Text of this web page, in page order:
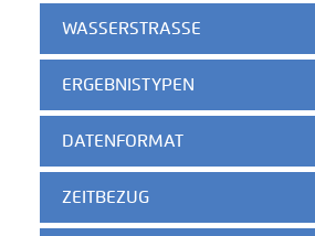
WASSERSTRASSE
ERGEBNISTYPEN
DATENFORMAT
ZEITBEZUG